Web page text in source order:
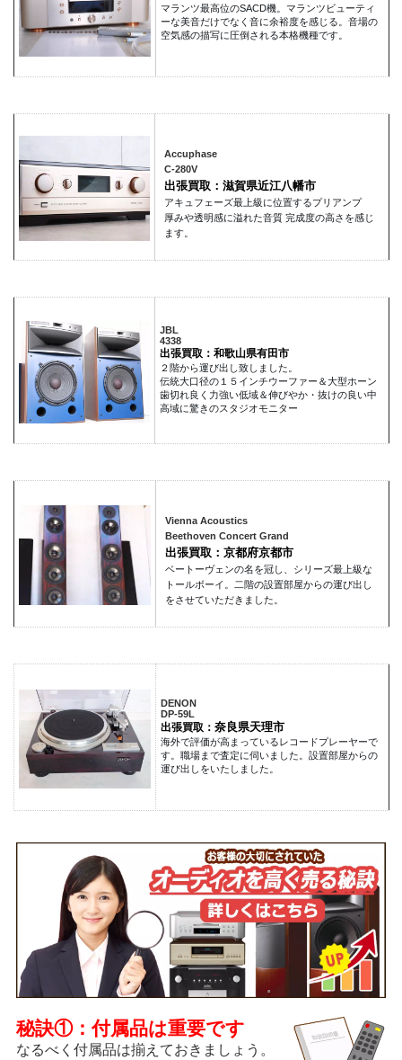
マランツ最高位のSACD機。マランツビューティ
ーな美音だけでなく音に余裕度を感じる。音場の
空気感の描写に圧倒される本格機種です。
Accuphase
C-280V
出張買取：滋賀県近江八幡市
アキュフェーズ最上級に位置するプリアンプ
厚みや透明感に溢れた音質 完成度の高さを感じ
ます。
JBL
4338
出張買取：和歌山県有田市
２階から運び出し致しました。
伝統大口径の１５インチウーファー＆大型ホーン
歯切れ良く力強い低域＆伸びやか・抜けの良い中
高域に驚きのスタジオモニター
Vienna Acoustics
Beethoven Concert Grand
出張買取：京都府京都市
ベートーヴェンの名を冠し、シリーズ最上級な
トールボーイ。二階の設置部屋からの運び出し
をさせていただきました。
DENON
DP-59L
出張買取： 奈良県天理市
海外で評価が高まっているレコードプレーヤーで
す。職場まで査定に伺いました。設置部屋からの
運び出しをいたしました。
秘訣①：付属品は重要です
なるべく付属品は揃えておきましょう。